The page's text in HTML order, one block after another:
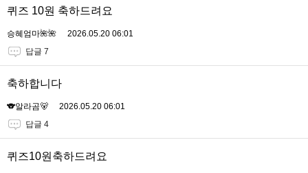
퀴즈 10원 축하드려요
승혜엄마🌺🌺
2026.05.20 06:01
답글 7
축하합니다
🐨알라곰🐻
2026.05.20 06:01
답글 4
퀴즈10원축하드려요